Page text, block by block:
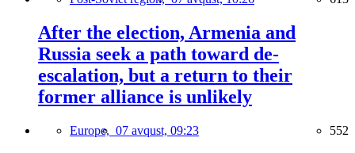
After the election, Armenia and
Russia seek a path toward de-
escalation, but a return to their
former alliance is unlikely
Europe, 07 avqust, 09:23 552